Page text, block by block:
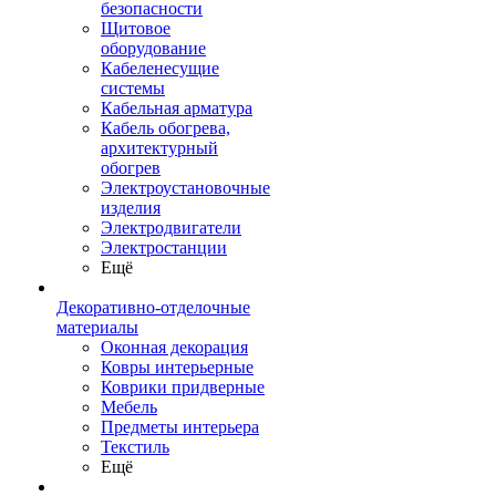
безопасности
Щитовое
оборудование
Кабеленесущие
системы
Кабельная арматура
Кабель обогрева,
архитектурный
обогрев
Электроустановочные
изделия
Электродвигатели
Электростанции
Ещё
Декоративно-отделочные
материалы
Оконная декорация
Ковры интерьерные
Коврики придверные
Мебель
Предметы интерьера
Текстиль
Ещё